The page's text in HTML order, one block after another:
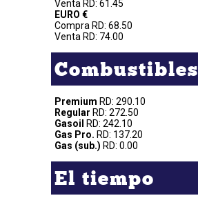
Venta RD: 61.45
EURO €
Compra RD: 68.50
Venta RD: 74.00
Combustibles
Premium RD: 290.10
Regular RD: 272.50
Gasoil RD: 242.10
Gas Pro. RD: 137.20
Gas (sub.) RD: 0.00
El tiempo